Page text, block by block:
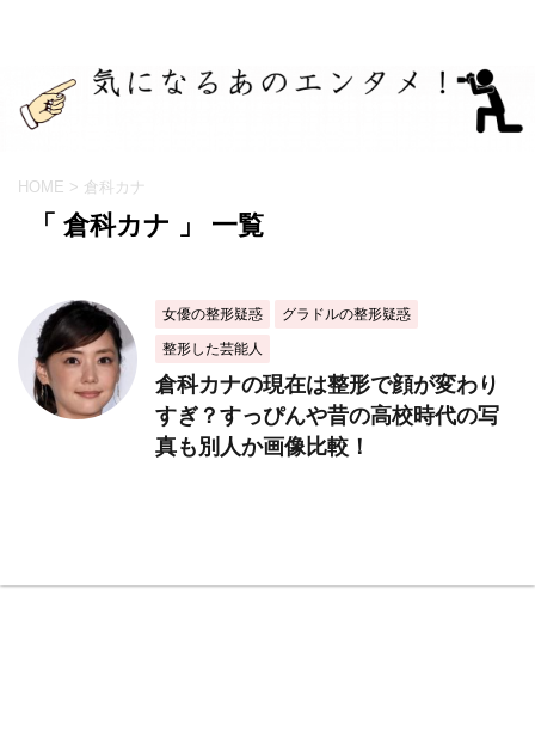
HOME > 倉科カナ
「 倉科カナ 」 一覧
女優の整形疑惑
グラドルの整形疑惑
整形した芸能人
倉科カナの現在は整形で顔が変わり
すぎ？すっぴんや昔の高校時代の写
真も別人か画像比較！